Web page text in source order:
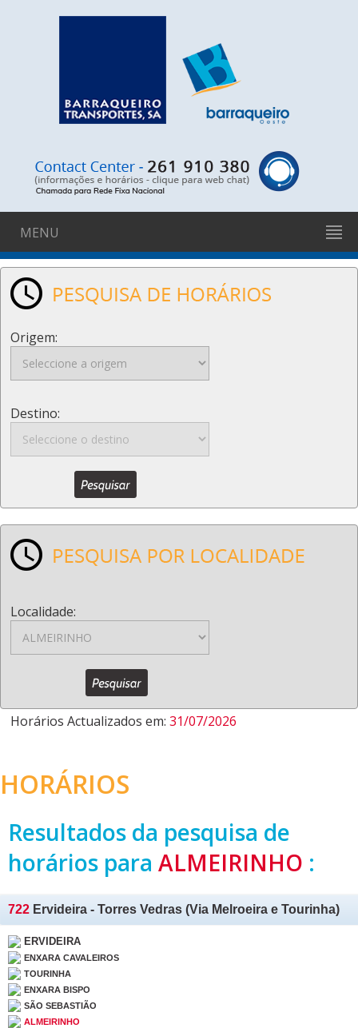
MENU
Origem:
Destino:
Localidade:
Horários Actualizados em: 31/07/2026
HORÁRIOS
Resultados da pesquisa de
horários para ALMEIRINHO :
722 Ervideira - Torres Vedras (Via Melroeira e Tourinha)
ERVIDEIRA
ENXARA CAVALEIROS
TOURINHA
ENXARA BISPO
SÃO SEBASTIÃO
ALMEIRINHO